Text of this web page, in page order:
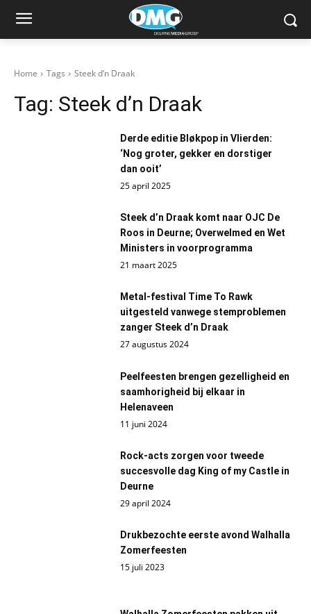
Home Tags Steek d’n Draak
Tag: Steek d’n Draak
Derde editie Bløkpop in Vlierden:
‘Nog groter, gekker en dorstiger
dan ooit’
25 april 2025
Steek d’n Draak komt naar OJC De
Roos in Deurne; Overwelmed en Wet
Ministers in voorprogramma
21 maart 2025
Metal-festival Time To Rawk
uitgesteld vanwege stemproblemen
zanger Steek d’n Draak
27 augustus 2024
Peelfeesten brengen gezelligheid en
saamhorigheid bij elkaar in
Helenaveen
11 juni 2024
Rock-acts zorgen voor tweede
succesvolle dag King of my Castle in
Deurne
29 april 2024
Drukbezochte eerste avond Walhalla
Zomerfeesten
15 juli 2023